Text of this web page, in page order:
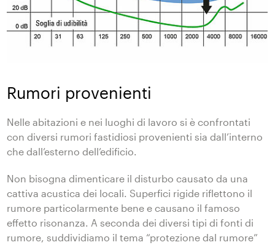
Rumori provenienti
Nelle abitazioni e nei luoghi di lavoro si è confrontati
con diversi rumori fastidiosi provenienti sia dall’interno
che dall’esterno dell’edificio.
Non bisogna dimenticare il disturbo causato da una
cattiva acustica dei locali. Superfici rigide riflettono il
rumore particolarmente bene e causano il famoso
effetto risonanza. A seconda dei diversi tipi di fonti di
rumore, suddividiamo il tema “protezione dal rumore”